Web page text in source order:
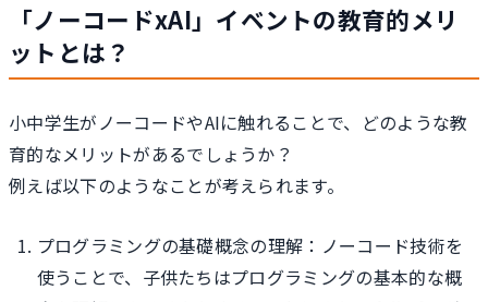
「ノーコードxAI」イベントの教育的メリ
ットとは？
小中学生がノーコードやAIに触れることで、どのような教
育的なメリットがあるでしょうか？
例えば以下のようなことが考えられます。
プログラミングの基礎概念の理解：ノーコード技術を
使うことで、子供たちはプログラミングの基本的な概